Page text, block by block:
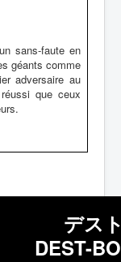
sans-faute en
géants comme
adversaire au
que ceux
デス
DEST-